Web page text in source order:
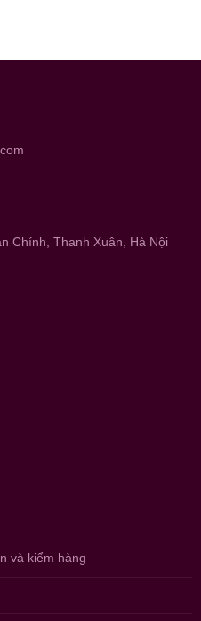
Chính, Thanh Xuân, Hà Nội
và kiểm hàng